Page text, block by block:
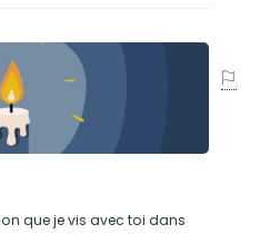
que je vis avec toi dans